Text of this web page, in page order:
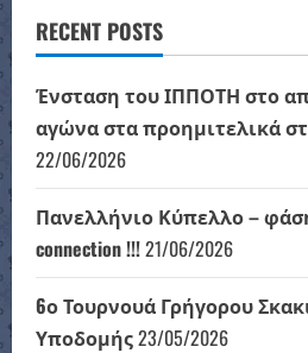
RECENT POSTS
Ένσταση του ΙΠΠΟΤΗ στο
αγώνα στα προημιτελικά
22/06/2026
Πανελλήνιο Κύπελλο –
connection !!!21/06/2026
6ο Τουρνουά Γρήγορου
Υποδομής23/05/2026